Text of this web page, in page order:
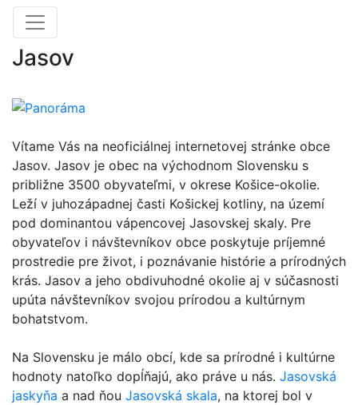
Jasov
Vítame Vás na neoficiálnej internetovej stránke obce
Jasov. Jasov je obec na východnom Slovensku s
približne 3500 obyvateľmi, v okrese Košice-okolie.
Leží v juhozápadnej časti Košickej kotliny, na území
pod dominantou vápencovej Jasovskej skaly. Pre
obyvateľov i návštevníkov obce poskytuje príjemné
prostredie pre život, i poznávanie histórie a prírodných
krás. Jasov a jeho obdivuhodné okolie aj v súčasnosti
upúta návštevníkov svojou prírodou a kultúrnym
bohatstvom.
Na Slovensku je málo obcí, kde sa prírodné i kultúrne
hodnoty natoľko dopĺňajú, ako práve u nás. Jasovská
jaskyňa a nad ňou Jasovská skala, na ktorej bol v